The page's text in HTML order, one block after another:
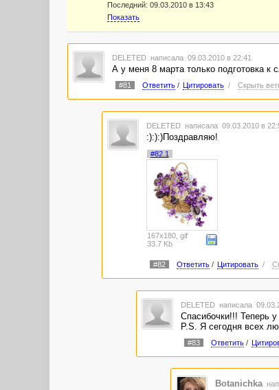
Последний: 09.03.2010 в 13:43
Показать
DELETED написала 09.03.2010 в 22:41
А у меня 8 марта только подготовка
#81 Ответить/ Цитировать / Скрыть
DELETED написала 09.03.2010 в
:):):)Поздравляю!
#82.1
167x180, gif
33.7 Kb
#82 Ответить/ Цитировать /
DELETED написала
Спасибочки!!! Теперь
P.S. Я сегодня всех
#83 Ответить/
Botanichka